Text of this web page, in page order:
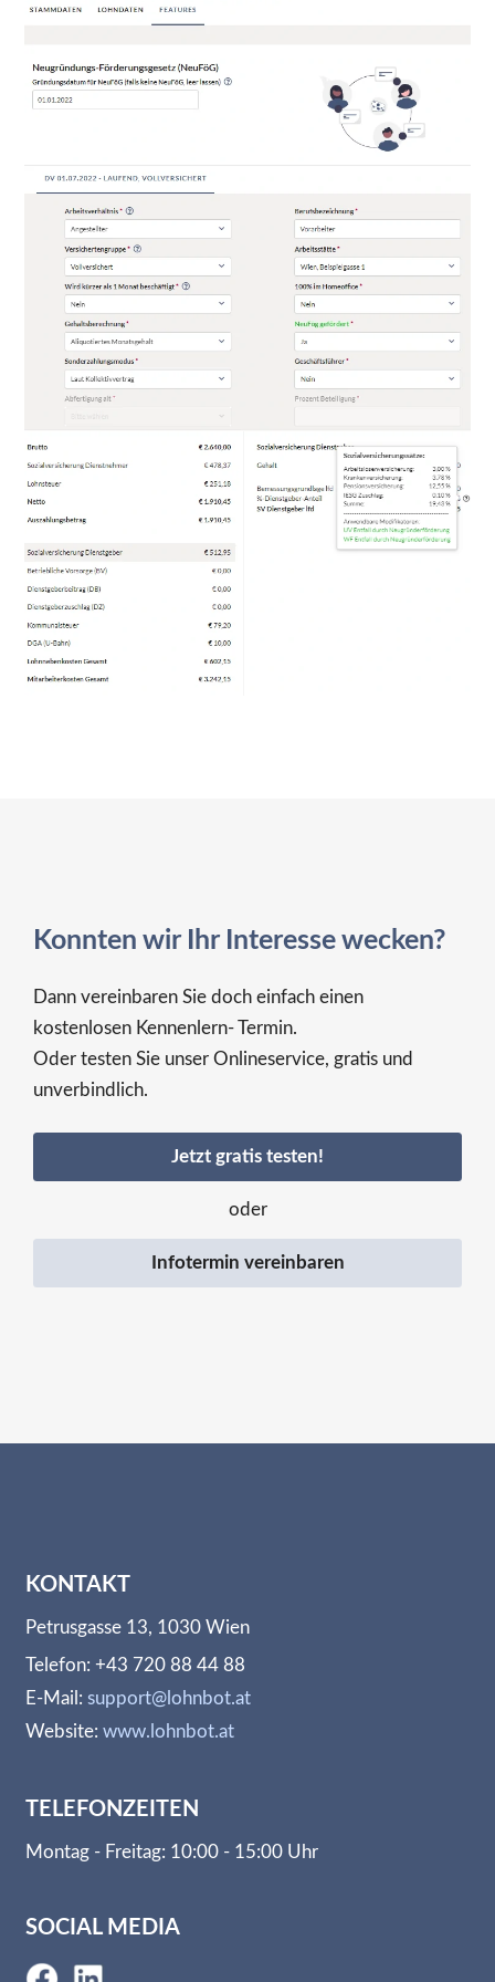
Konnten wir Ihr Interesse wecken?
Dann vereinbaren Sie doch einfach einen
kostenlosen Kennenlern- Termin.
Oder testen Sie unser Onlineservice, gratis und
unverbindlich.
Jetzt gratis testen!
oder
Infotermin vereinbaren
KONTAKT
Petrusgasse 13, 1030 Wien
Telefon: +43 720 88 44 88
E-Mail: support@lohnbot.at
Website: www.lohnbot.at
TELEFONZEITEN
Montag - Freitag: 10:00 - 15:00 Uhr
SOCIAL MEDIA